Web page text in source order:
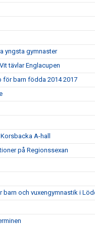
yngsta gymnaster
tävlar Englacupen
för barn födda 2014 2017
A-hall
på Regionssexan
barn och vuxengymnastik i